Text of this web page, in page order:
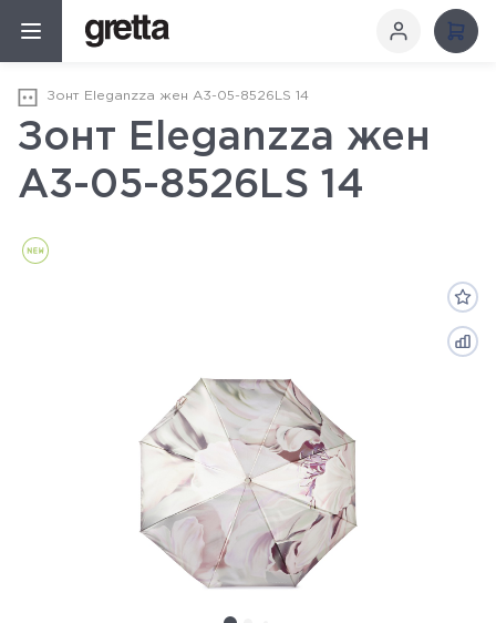
Зонт Eleganzza жен А3-05-8526LS 14
Зонт Eleganzza жен
А3-05-8526LS 14